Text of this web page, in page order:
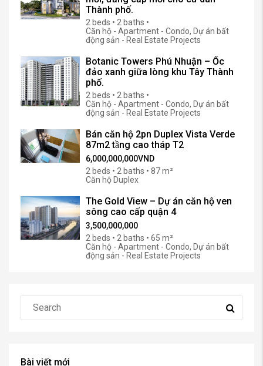
Thành phố.
2 beds • 2 baths •
Căn hộ - Apartment - Condo, Dự án bất
động sản - Real Estate Projects
Botanic Towers Phú Nhuận – Ốc
đảo xanh giữa lòng khu Tây Thành
phố.
2 beds • 2 baths •
Căn hộ - Apartment - Condo, Dự án bất
động sản - Real Estate Projects
Bán căn hộ 2pn Duplex Vista Verde
87m2 tầng cao tháp T2
6,000,000,000VND
2 beds • 2 baths • 87 m²
Căn hộ Duplex
The Gold View – Dự án căn hộ ven
sông cao cấp quận 4
3,500,000,000
2 beds • 2 baths • 65 m²
Căn hộ - Apartment - Condo, Dự án bất
động sản - Real Estate Projects
Bài viết mới